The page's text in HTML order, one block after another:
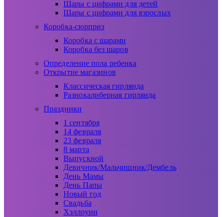
Шары с цифрами для детей
Шары с цифрами для взрослых
Коробка-сюрприз
Коробка с шарами
Коробка без шаров
Определение пола ребенка
Открытие магазинов
Классическая гирлянда
Разнокалиберная гирлянда
Праздники
1 сентября
14 февраля
23 февраля
8 марта
Выпускной
Девичник/Мальчишник/Дембель
День Мамы
День Папы
Новый год
Свадьба
Хэллоуин